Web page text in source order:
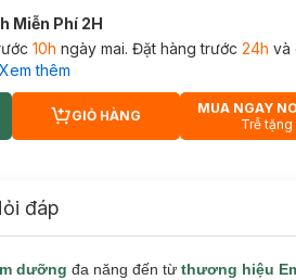
Miễn Phí 2H
10h ngày mai. Đặt hàng trước 24h và
Xem thêm
CART PLUS ICON
GIỎ HÀNG
MUA NGAY
Trễ tặng
đáp
dưỡng đa năng đến từ thương hiệu